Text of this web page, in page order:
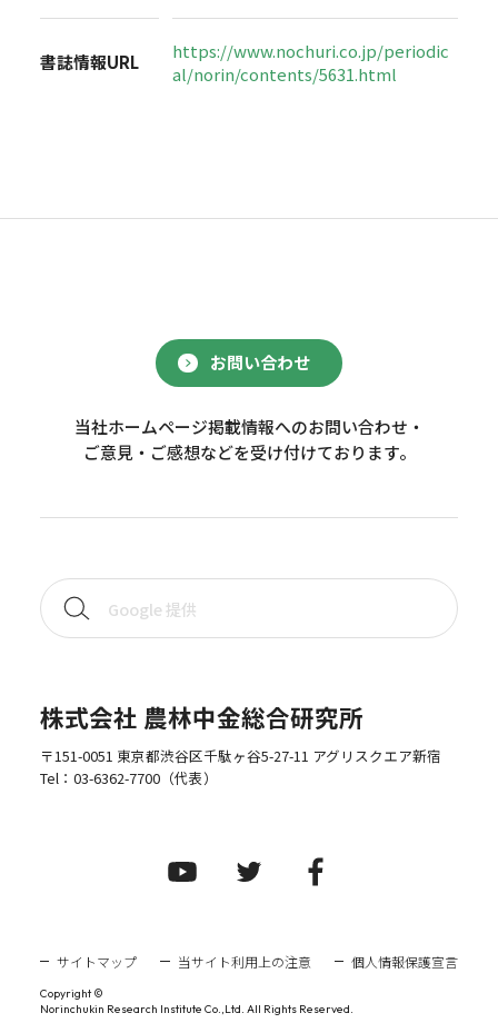
書誌情報URL
https://www.nochuri.co.jp/periodic
al/norin/contents/5631.html
お問い合わせ
当社ホームページ掲載情報へのお問い合わせ・
ご意見・ご感想などを受け付けております。
株式会社 農林中金総合研究所
〒151-0051 東京都渋谷区千駄ヶ谷5-27-11 アグリスクエア新宿
Tel： 03-6362-7700（代表）
サイトマップ 当サイト利用上の注意 個人情報保護宣言
Copyright ©
Norinchukin Research Institute Co.,Ltd. All Rights Reserved.